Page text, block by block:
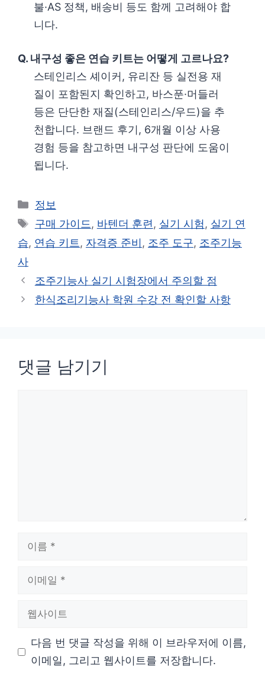
불·AS 정책, 배송비 등도 함께 고려해야 합
니다.
Q. 내구성 좋은 연습 키트는 어떻게 고르나요?
스테인리스 셰이커, 유리잔 등 실전용 재
질이 포함된지 확인하고, 바스푼·머들러
등은 단단한 재질(스테인리스/우드)을 추
천합니다. 브랜드 후기, 6개월 이상 사용
경험 등을 참고하면 내구성 판단에 도움이
됩니다.
카
테
리
정보
태
그
구매 가이드 , 바텐더 훈련 , 실기 시험 , 실기 연
습, 연습 키트 , 자격증 준비 , 조주 도구, 조주기능
사
조주기능사 실기 시험장에서 주의할 점
한식조리기능사 학원 수강 전 확인할 사항
댓글 남기기
다음 번 댓글 작성을 위해 이 브라우저에 이름,
이메일, 그리고 웹사이트를 저장합니다.